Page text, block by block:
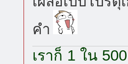
คำ
เราก็ 1 ใน